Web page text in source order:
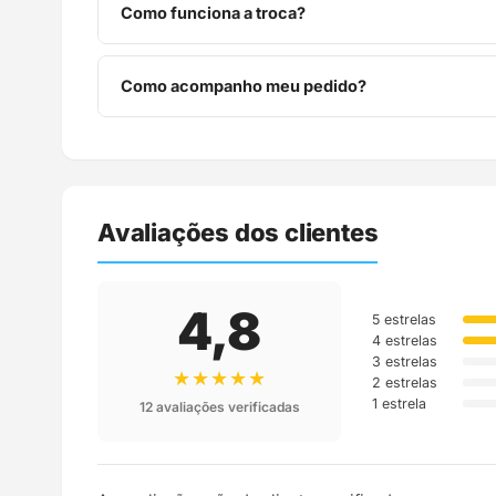
Como funciona a troca?
Você tem 7 dias após o recebimento para solicitar
Como acompanho meu pedido?
Avaliações dos clientes
4,8
★★★★★
12 avaliações verificadas
5 estrelas
4 estrelas
3 estrelas
2 estrelas
1 estrela